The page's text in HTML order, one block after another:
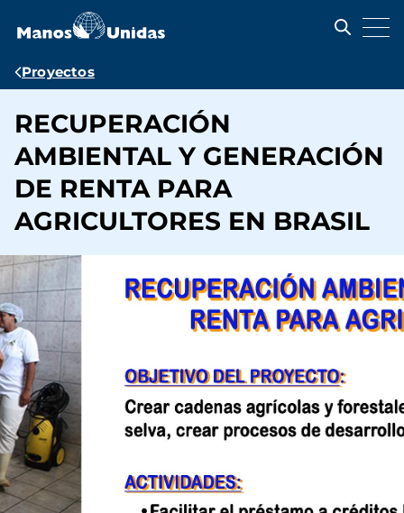
contenido
Ruta
navegación
Proyectos
RECUPERACIÓN
AMBIENTAL Y GENERACIÓN
DE RENTA PARA
AGRICULTORES EN BRASIL